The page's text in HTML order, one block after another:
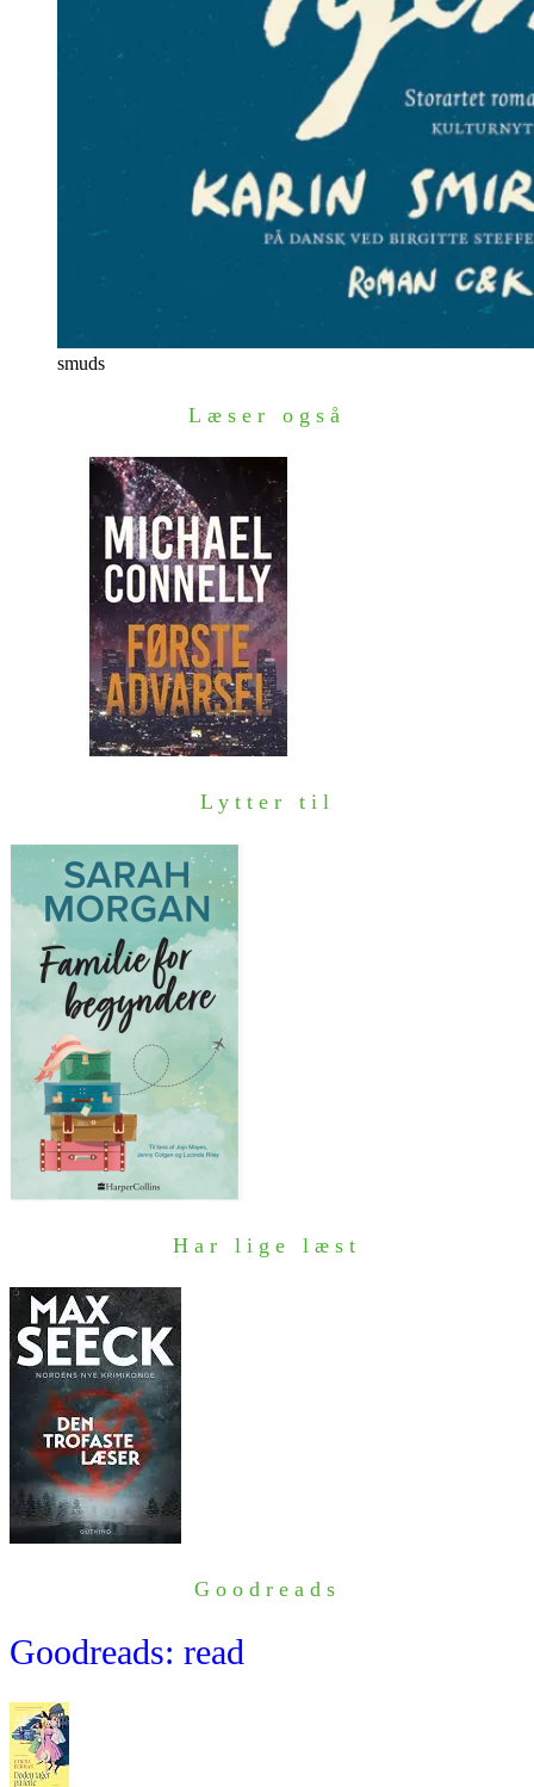
smuds
Læser også
Lytter til
Har lige læst
Goodreads
Goodreads: read